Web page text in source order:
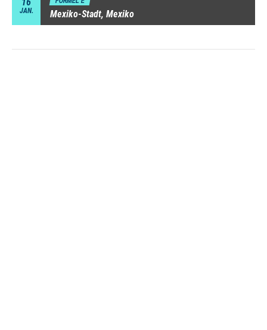
JAN. Mexiko-Stadt, Mexiko